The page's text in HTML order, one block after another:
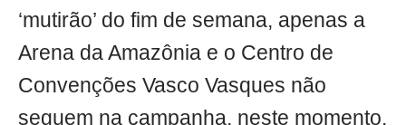
‘mutirão’ do fim de semana, apenas a
Arena da Amazônia e o Centro de
Convenções Vasco Vasques não
seguem na campanha, neste momento.